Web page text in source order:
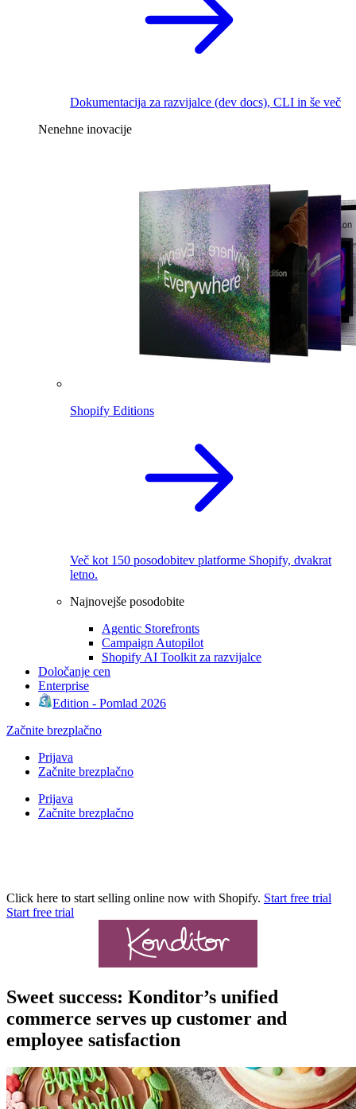
Dokumentacija za razvijalce (dev docs), CLI in še več
Nenehne inovacije
Shopify Editions
Več kot 150 posodobitev platforme Shopify, dvakrat
letno.
Najnovejše posodobite
Agentic Storefronts
Campaign Autopilot
Shopify AI Toolkit za razvijalce
Določanje cen
Enterprise
Edition - Pomlad 2026
Začnite brezplačno
Prijava
Začnite brezplačno
Prijava
Začnite brezplačno
Click here to start selling online now with Shopify. Start free trial
Start free trial
Sweet success: Konditor’s unified
commerce serves up customer and
employee satisfaction